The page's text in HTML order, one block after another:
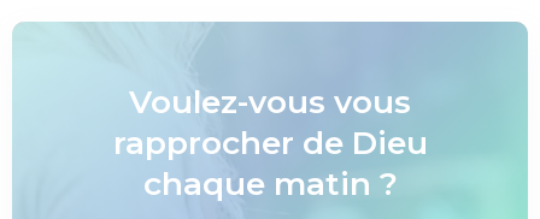
Voulez-vous vous
rapprocher de Dieu
chaque matin ?